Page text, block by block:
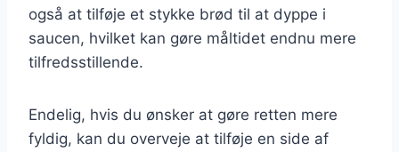
også at tilføje et stykke brød til at dyppe i
saucen, hvilket kan gøre måltidet endnu mere
tilfredsstillende.
Endelig, hvis du ønsker at gøre retten mere
fyldig, kan du overveje at tilføje en side af